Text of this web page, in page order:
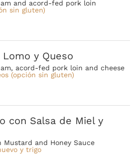
and acord-fed pork loin
sin gluten)
y Queso
acord-fed pork loin and cheese
(opción sin gluten)
con Salsa de Miel y
Mustard and Honey Sauce
y trigo